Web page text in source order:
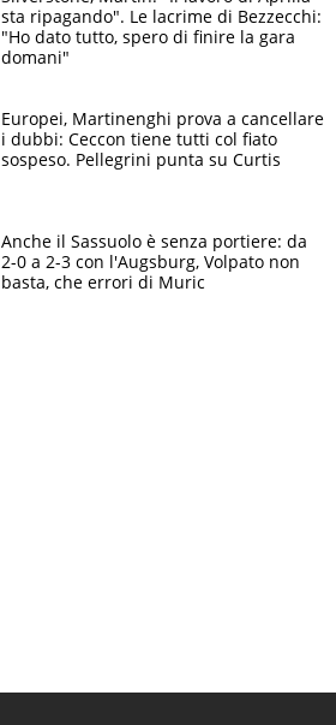
sta ripagando". Le lacrime di Bezzecchi:
"Ho dato tutto, spero di finire la gara
domani"
Europei, Martinenghi prova a cancellare
i dubbi: Ceccon tiene tutti col fiato
sospeso. Pellegrini punta su Curtis
Anche il Sassuolo è senza portiere: da
2-0 a 2-3 con l'Augsburg, Volpato non
basta, che errori di Muric